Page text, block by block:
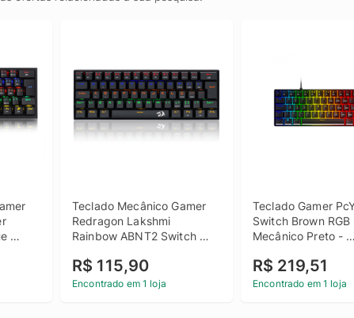
Teclado Mecânico Gamer
Redragon Lakshmi
Rainbow ABNT2 Switch
R$ 115,90
Encontrado em 1 loja
Teclado Gamer
Switch Brown RGB
Mecânico Preto -
R$ 219,51
Encontrado em 1 loja